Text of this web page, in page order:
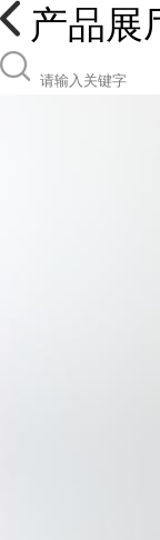
产品展